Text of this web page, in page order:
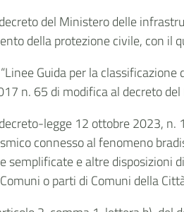
del Ministero delle
della protezione civile, con il
Guida per la
n. 65 di modifica al decreto
legge 12 ottobre 2023, n.
connesso al fenomeno
semplificate e altre disposizioni
o parti di Comuni della